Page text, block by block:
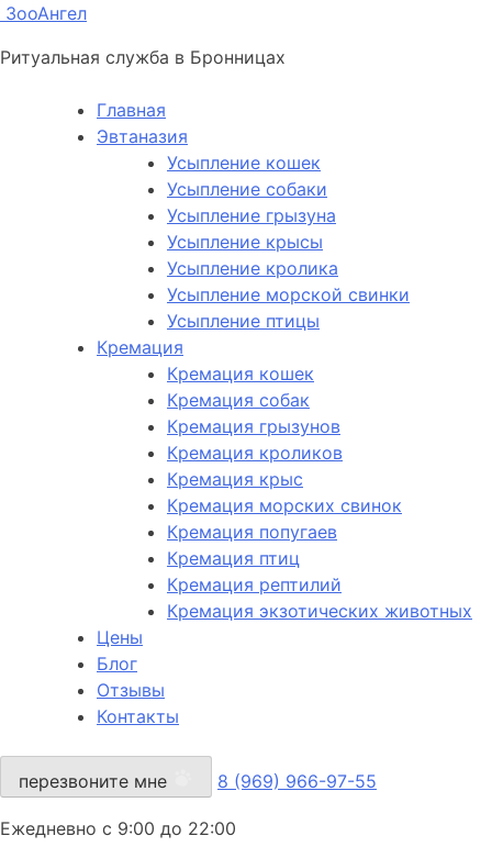
ЗооАнгел
Ритуальная служба в Бронницах
Главная
Эвтаназия
Усыпление кошек
Усыпление собаки
Усыпление грызуна
Усыпление крысы
Усыпление кролика
Усыпление морской свинки
Усыпление птицы
Кремация
Кремация кошек
Кремация собак
Кремация грызунов
Кремация кроликов
Кремация крыс
Кремация морских свинок
Кремация попугаев
Кремация птиц
Кремация рептилий
Кремация экзотических животных
Цены
Блог
Отзывы
Контакты
перезвоните мне 8 (969) 966-97-55
Ежедневно с 9:00 до 22:00